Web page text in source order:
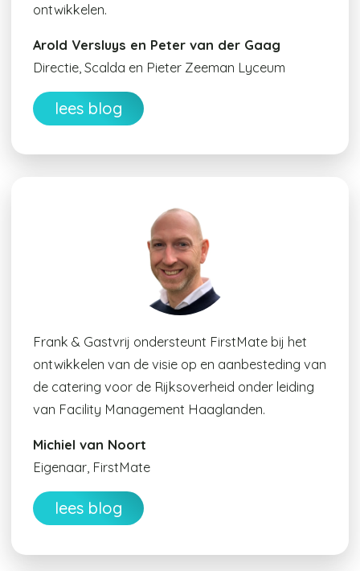
ontwikkelen.
Arold Versluys en Peter van der Gaag
Directie, Scalda en Pieter Zeeman Lyceum
lees blog
Frank & Gastvrij ondersteunt FirstMate bij het
ontwikkelen van de visie op en aanbesteding van
de catering voor de Rijksoverheid onder leiding
van Facility Management Haaglanden.
Michiel van Noort
Eigenaar, FirstMate
lees blog